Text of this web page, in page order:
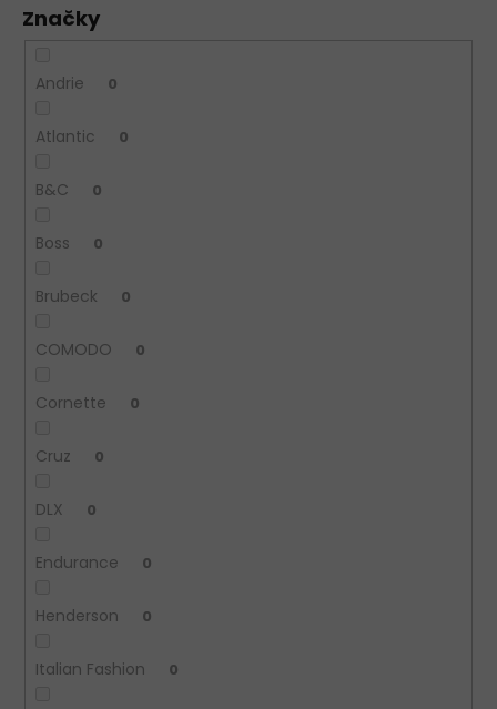
Značky
Andrie 0
Atlantic 0
B&C 0
Boss 0
Brubeck 0
COMODO 0
Cornette 0
Cruz 0
DLX 0
Endurance 0
Henderson 0
Italian Fashion 0